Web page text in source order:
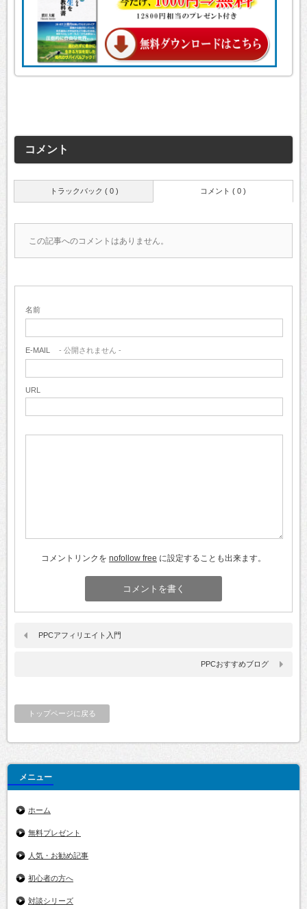
コメント
トラックバック ( 0 ) コメント ( 0 )
この記事へのコメントはありません。
名前
E-MAIL - 公開されません -
URL
コメントリンクを nofollow free に設定することも出来ます。
PPCアフィリエイト入門
PPCおすすめブログ
トップページに戻る
メニュー
ホーム
無料プレゼント
人気・お勧め記事
初心者の方へ
対談シリーズ